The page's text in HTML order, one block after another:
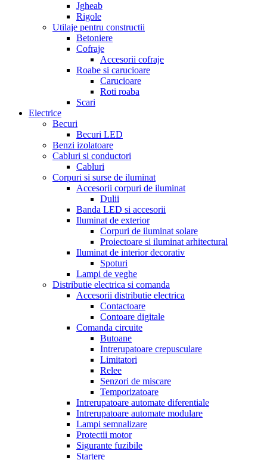
Jgheab
Rigole
Utilaje pentru constructii
Betoniere
Cofraje
Accesorii cofraje
Roabe si carucioare
Carucioare
Roti roaba
Scari
Electrice
Becuri
Becuri LED
Benzi izolatoare
Cabluri si conductori
Cabluri
Corpuri si surse de iluminat
Accesorii corpuri de iluminat
Dulii
Banda LED si accesorii
Iluminat de exterior
Corpuri de iluminat solare
Proiectoare si iluminat arhitectural
Iluminat de interior decorativ
Spoturi
Lampi de veghe
Distributie electrica si comanda
Accesorii distributie electrica
Contactoare
Contoare digitale
Comanda circuite
Butoane
Intrerupatoare crepusculare
Limitatori
Relee
Senzori de miscare
Temporizatoare
Intrerupatoare automate diferentiale
Intrerupatoare automate modulare
Lampi semnalizare
Protectii motor
Sigurante fuzibile
Startere